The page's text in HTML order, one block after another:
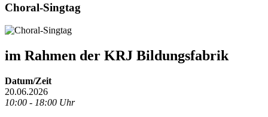
Choral-Singtag
im Rahmen der KRJ Bildungsfabrik
Datum/Zeit
20.06.2026
10:00 - 18:00 Uhr